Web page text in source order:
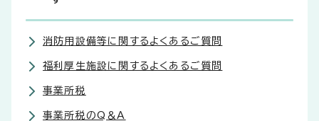
消防用設備等に関するよくあるご質問
福利厚生施設に関するよくあるご質問
事業所税
事業所税のQ＆A